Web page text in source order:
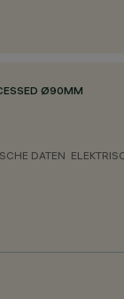
Ø90MM
DATEN